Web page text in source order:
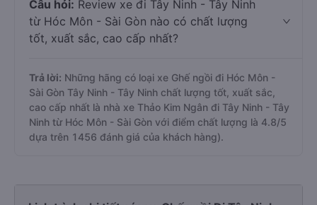
Câu hỏi: Review xe đi Tây Ninh - Tây Ninh
từ Hóc Môn - Sài Gòn nào có chất lượng
tốt, xuất sắc, cao cấp nhất?
Trả lời: Những hãng có loại xe Ghế ngồi đi Hóc Môn -
Sài Gòn Tây Ninh - Tây Ninh chất lượng tốt, xuất sắc,
cao cấp nhất là nhà xe Thảo Kim Ngân đi Tây Ninh - Tây
Ninh từ Hóc Môn - Sài Gòn với điểm chất lượng là 4.8/5
dựa trên 1456 đánh giá của khách hàng).